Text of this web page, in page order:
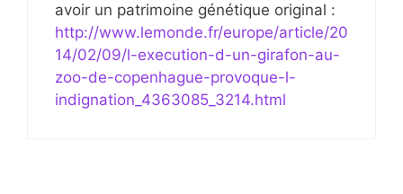
avoir un patrimoine génétique original :
http://www.lemonde.fr/europe/article/20
14/02/09/l-execution-d-un-girafon-au-
zoo-de-copenhague-provoque-l-
indignation_4363085_3214.html